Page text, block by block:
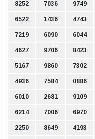
8252 7036 9749
6522 1436 4743
7219 6090 6044
4627 9706 8423
5167 9860 7302
4936 7584 0886
6010 2681 9109
6214 7006 6970
2250 8649 4193